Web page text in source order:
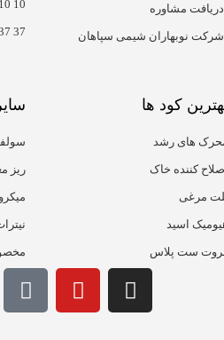
دریافت مشاوره
شرکت نوبهاران شیمی سپاهان
10
37
کود ها
های رشد
کننده خاک
مرغی
اسید
ست پلاس
ریز